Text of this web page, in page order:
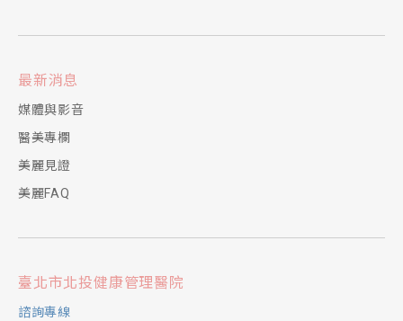
最新消息
媒體與影音
醫美專欄
美麗見證
美麗FAQ
臺北市北投健康管理醫院
諮詢專線